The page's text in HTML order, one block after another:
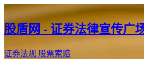
股盾网 - 证券法律宣传广
证券法规 股票索赔